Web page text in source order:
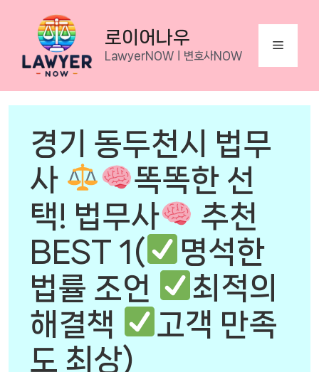
content
로이어나우
LawyerNOWㅣ변호사NOW
Menu
경기 동두천시 법무
사
똑똑한 선
택! 법무사
추천
BEST 1(
명석한
법률 조언
최적의
해결책
고객 만족
도 최상)